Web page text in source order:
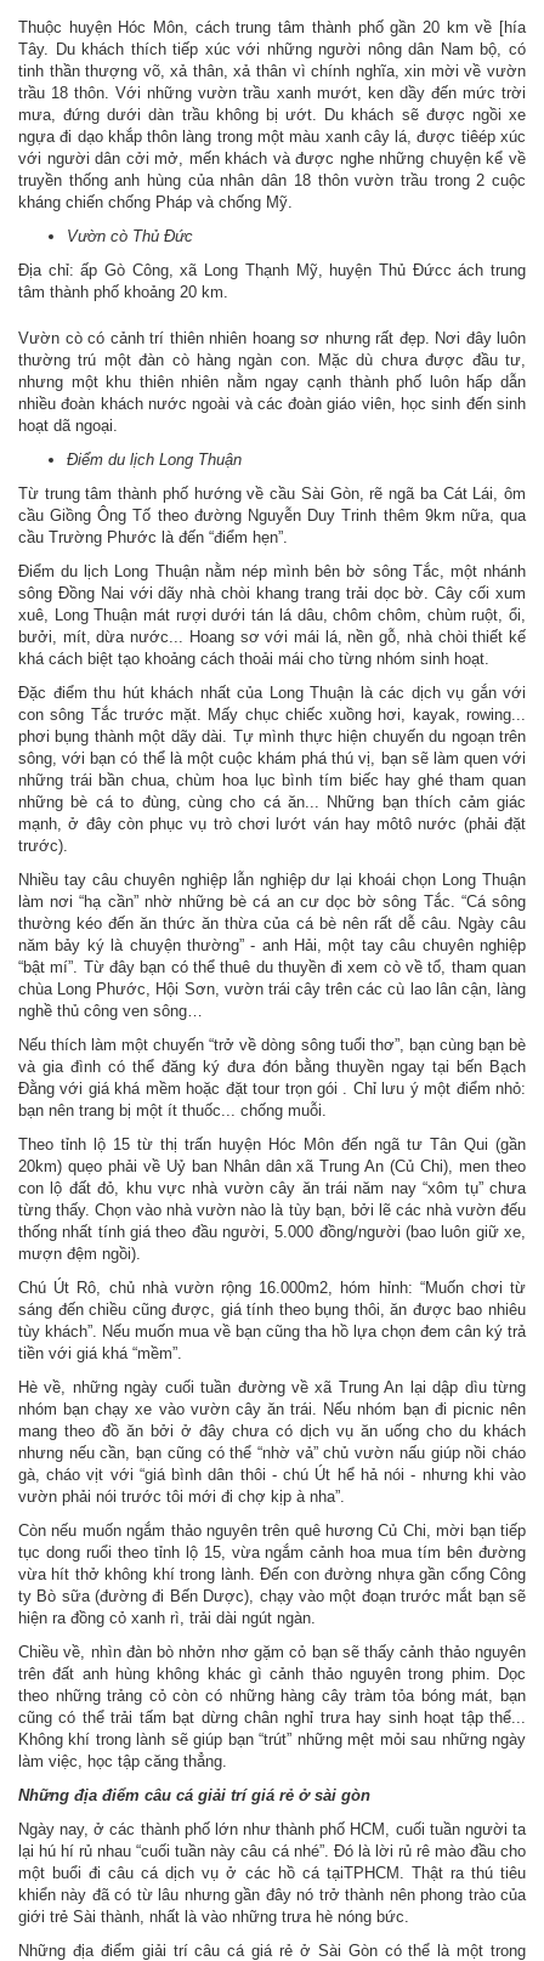
Thuộc huyện Hóc Môn, cách trung tâm thành phố gần 20 km về [hía
Tây. Du khách thích tiếp xúc với những người nông dân Nam bộ, có
tinh thần thượng võ, xả thân, xả thân vì chính nghĩa, xin mời về vườn
trầu 18 thôn. Với những vườn trầu xanh mướt, ken dầy đến mức trời
mưa, đứng dưới dàn trầu không bị ướt. Du khách sẽ được ngồi xe
ngựa đi dạo khắp thôn làng trong một màu xanh cây lá, được tiêép xúc
với người dân cởi mở, mến khách và được nghe những chuyện kể về
truyền thống anh hùng của nhân dân 18 thôn vườn trầu trong 2 cuộc
kháng chiến chống Pháp và chống Mỹ.
Vườn cò Thủ Ðức
Địa chỉ: ấp Gò Công, xã Long Thạnh Mỹ, huyện Thủ Đứcc ách trung
tâm thành phố khoảng 20 km.
Vườn cò có cảnh trí thiên nhiên hoang sơ nhưng rất đẹp. Nơi đây luôn
thường trú một đàn cò hàng ngàn con. Mặc dù chưa được đầu tư,
nhưng một khu thiên nhiên nằm ngay cạnh thành phố luôn hấp dẫn
nhiều đoàn khách nước ngoài và các đoàn giáo viên, học sinh đến sinh
hoạt dã ngoại.
Điểm du lịch Long Thuận
Từ trung tâm thành phố hướng về cầu Sài Gòn, rẽ ngã ba Cát Lái, ôm
cầu Giồng Ông Tố theo đường Nguyễn Duy Trinh thêm 9km nữa, qua
cầu Trường Phước là đến “điểm hẹn”.
Điểm du lịch Long Thuận nằm nép mình bên bờ sông Tắc, một nhánh
sông Đồng Nai với dãy nhà chòi khang trang trải dọc bờ. Cây cối xum
xuê, Long Thuận mát rượi dưới tán lá dâu, chôm chôm, chùm ruột, ổi,
bưởi, mít, dừa nước... Hoang sơ với mái lá, nền gỗ, nhà chòi thiết kế
khá cách biệt tạo khoảng cách thoải mái cho từng nhóm sinh hoạt.
Đặc điểm thu hút khách nhất của Long Thuận là các dịch vụ gắn với
con sông Tắc trước mặt. Mấy chục chiếc xuồng hơi, kayak, rowing...
phơi bụng thành một dãy dài. Tự mình thực hiện chuyến du ngoạn trên
sông, với bạn có thể là một cuộc khám phá thú vị, bạn sẽ làm quen với
những trái bần chua, chùm hoa lục bình tím biếc hay ghé tham quan
những bè cá to đùng, cùng cho cá ăn... Những bạn thích cảm giác
mạnh, ở đây còn phục vụ trò chơi lướt ván hay môtô nước (phải đặt
trước).
Nhiều tay câu chuyên nghiệp lẫn nghiệp dư lại khoái chọn Long Thuận
làm nơi “hạ cần” nhờ những bè cá an cư dọc bờ sông Tắc. “Cá sông
thường kéo đến ăn thức ăn thừa của cá bè nên rất dễ câu. Ngày câu
năm bảy ký là chuyện thường” - anh Hải, một tay câu chuyên nghiệp
“bật mí”. Từ đây bạn có thể thuê du thuyền đi xem cò về tổ, tham quan
chùa Long Phước, Hội Sơn, vườn trái cây trên các cù lao lân cận, làng
nghề thủ công ven sông…
Nếu thích làm một chuyến “trở về dòng sông tuổi thơ”, bạn cùng bạn bè
và gia đình có thể đăng ký đưa đón bằng thuyền ngay tại bến Bạch
Đằng với giá khá mềm hoặc đặt tour trọn gói . Chỉ lưu ý một điểm nhỏ:
bạn nên trang bị một ít thuốc... chống muỗi.
Theo tỉnh lộ 15 từ thị trấn huyện Hóc Môn đến ngã tư Tân Qui (gần
20km) quẹo phải về Uỷ ban Nhân dân xã Trung An (Củ Chi), men theo
con lộ đất đỏ, khu vực nhà vườn cây ăn trái năm nay “xôm tụ” chưa
từng thấy. Chọn vào nhà vườn nào là tùy bạn, bởi lẽ các nhà vườn đếu
thống nhất tính giá theo đầu người, 5.000 đồng/người (bao luôn giữ xe,
mượn đệm ngồi).
Chú Út Rô, chủ nhà vườn rộng 16.000m2, hóm hỉnh: “Muốn chơi từ
sáng đến chiều cũng được, giá tính theo bụng thôi, ăn được bao nhiêu
tùy khách”. Nếu muốn mua về bạn cũng tha hồ lựa chọn đem cân ký trả
tiền với giá khá “mềm”.
Hè về, những ngày cuối tuần đường về xã Trung An lại dập dìu từng
nhóm bạn chạy xe vào vườn cây ăn trái. Nếu nhóm bạn đi picnic nên
mang theo đồ ăn bởi ở đây chưa có dịch vụ ăn uống cho du khách
nhưng nếu cần, bạn cũng có thể “nhờ vả” chủ vườn nấu giúp nồi cháo
gà, cháo vịt với “giá bình dân thôi - chú Út hể hả nói - nhưng khi vào
vườn phải nói trước tôi mới đi chợ kịp à nha”.
Còn nếu muốn ngắm thảo nguyên trên quê hương Củ Chi, mời bạn tiếp
tục dong ruổi theo tỉnh lộ 15, vừa ngắm cảnh hoa mua tím bên đường
vừa hít thở không khí trong lành. Đến con đường nhựa gần cổng Công
ty Bò sữa (đường đi Bến Dược), chạy vào một đoạn trước mắt bạn sẽ
hiện ra đồng cỏ xanh rì, trải dài ngút ngàn.
Chiều về, nhìn đàn bò nhởn nhơ gặm cỏ bạn sẽ thấy cảnh thảo nguyên
trên đất anh hùng không khác gì cảnh thảo nguyên trong phim. Dọc
theo những trảng cỏ còn có những hàng cây tràm tỏa bóng mát, bạn
cũng có thể trải tấm bạt dừng chân nghỉ trưa hay sinh hoạt tập thể...
Không khí trong lành sẽ giúp bạn “trút” những mệt mỏi sau những ngày
làm việc, học tập căng thẳng.
Những địa điểm câu cá giải trí giá rẻ ở sài gòn
Ngày nay, ở các thành phố lớn như thành phố HCM, cuối tuần người ta
lại hú hí rủ nhau “cuối tuần này câu cá nhé”. Đó là lời rủ rê mào đầu cho
một buổi đi câu cá dịch vụ ở các hồ cá tạiTPHCM. Thật ra thú tiêu
khiển này đã có từ lâu nhưng gần đây nó trở thành nên phong trào của
giới trẻ Sài thành, nhất là vào những trưa hè nóng bức.
Những địa điểm giải trí câu cá giá rẻ ở Sài Gòn có thể là một trong